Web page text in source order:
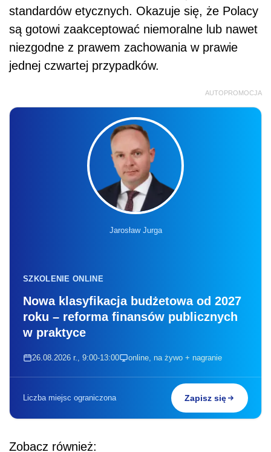
standardów etycznych. Okazuje się, że Polacy
są gotowi zaakceptować niemoralne lub nawet
niezgodne z prawem zachowania w prawie
jednej czwartej przypadków.
AUTOPROMOCJA
Jarosław Jurga
SZKOLENIE ONLINE
Nowa klasyfikacja budżetowa od 2027
roku – reforma finansów publicznych
w praktyce
26.08.2026 r., 9:00-13:00 online, na żywo + nagranie
Liczba miejsc ograniczona Zapisz się
Zobacz również: